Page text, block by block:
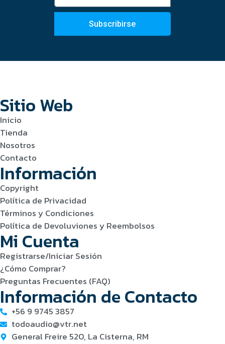
Subscribirse
Sitio Web
Inicio
Tienda
Nosotros
Contacto
Información
Copyright
Política de Privacidad
Términos y Condiciones
Política de Devoluviones y Reembolsos
Mi Cuenta
Registrarse/Iniciar Sesión
¿Cómo Comprar?
Preguntas Frecuentes (FAQ)
Información de Contacto
+56 9 9745 3857
todoaudio@vtr.net
General Freire 520, La Cisterna, RM